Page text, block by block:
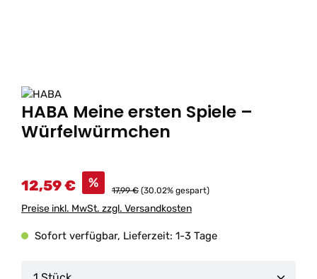
HABA Meine ersten Spiele –
Würfelwürmchen
12,59 € % 17,99 € (30.02% gespart)
Preise inkl. MwSt. zzgl. Versandkosten
Sofort verfügbar, Lieferzeit: 1-3 Tage
Produkt Anzahl: Gib den gewünschten Wert